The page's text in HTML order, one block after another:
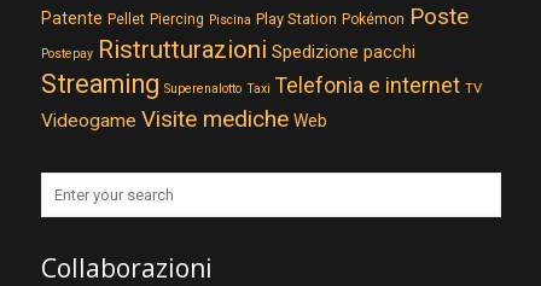
Patente Pellet Piercing Piscina Play Station Pokémon Poste
Postepay Ristrutturazioni Spedizione pacchi
Streaming Superenalotto Taxi Telefonia e internet TV
Videogame Visite mediche Web
Collaborazioni